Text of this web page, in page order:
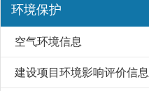
环境保护
空气环境信息
建设项目环境影响评价信息